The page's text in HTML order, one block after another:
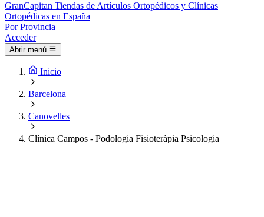
GranCapitan Tiendas de Artículos Ortopédicos y Clínicas
Ortopédicas en España
Por Provincia
Acceder
Abrir menú
Inicio
Barcelona
Canovelles
Clínica Campos - Podologia Fisioteràpia Psicologia